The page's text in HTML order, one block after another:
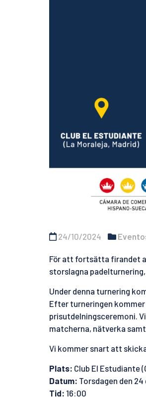
24/10/2024
För att fortsätta firandet
storslagna padelturnering,
Under denna turnering
Efter turneringen
prisutdelningsceremoni.
matcherna, nätverka
Vi kommer snart att
Plats: Club El Estudiante
Datum: Torsdagen den
Tid: 16:00